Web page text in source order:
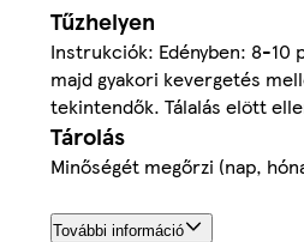
Tűzhelyen
Instrukciók: Edényben: 8-10
majd gyakori kevergetés
tekintendők. Tálalás elött
Tárolás
Minőségét megőrzi (nap,
További információ